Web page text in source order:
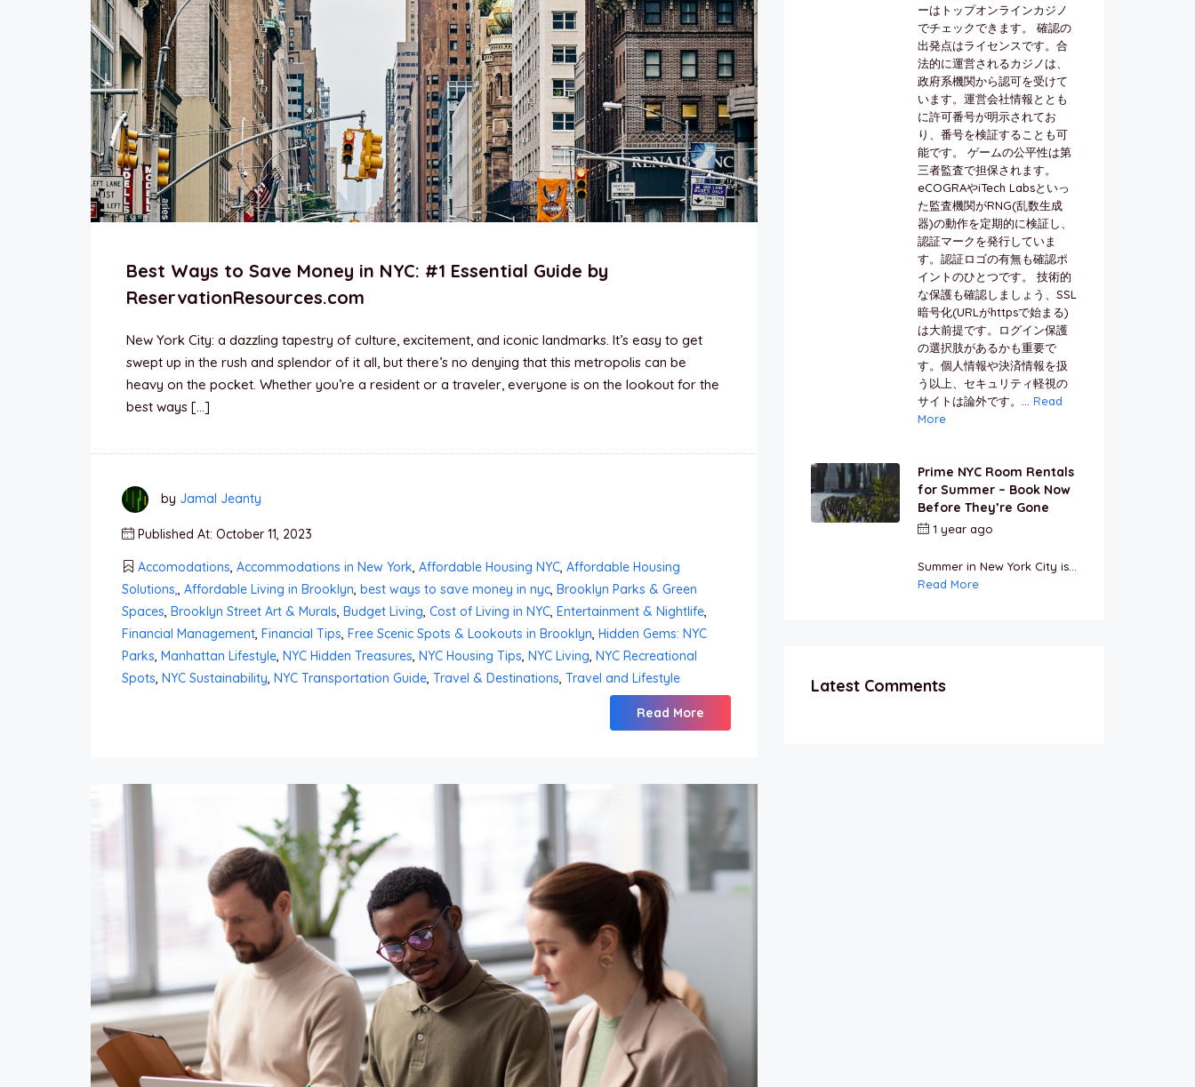
Best Ways to Save Money in NYC: #1 Essential Guide by
ReservationResources.com
New York City: a dazzling tapestry of culture, excitement, and iconic landmarks. It’s easy to get
swept up in the rush and splendor of it all, but there’s no denying that this metropolis can be
heavy on the pocket. Whether you’re a resident or a traveler, everyone is on the lookout for the
best ways […]
by Jamal Jeanty
Published At: October 11, 2023
Accomodations, Accommodations in New York, Affordable Housing NYC, Affordable Housing
Solutions,, Affordable Living in Brooklyn, best ways to save money in nyc, Brooklyn Parks & Green
Spaces, Brooklyn Street Art & Murals, Budget Living, Cost of Living in NYC, Entertainment & Nightlife,
Financial Management, Financial Tips, Free Scenic Spots & Lookouts in Brooklyn, Hidden Gems: NYC
Parks, Manhattan Lifestyle, NYC Hidden Treasures, NYC Housing Tips, NYC Living, NYC Recreational
Spots, NYC Sustainability, NYC Transportation Guide, Travel & Destinations, Travel and Lifestyle
Read More
ーはトップオンラインカジノ
でチェックできます。 確認の
出発点はライセンスです。合
法的に運営されるカジノは、
政府系機関から認可を受けて
います。運営会社情報ととも
に許可番号が明示されてお
り、番号を検証することも可
能です。 ゲームの公平性は第
三者監査で担保されます。
eCOGRAやiTech Labsといっ
た監査機関がRNG(乱数生成
器)の動作を定期的に検証し、
認証マークを発行していま
す。認証ロゴの有無も確認ポ
イントのひとつです。 技術的
な保護も確認しましょう、SSL
暗号化(URLがhttpsで始まる)
は大前提です。ログイン保護
の選択肢があるかも重要で
す。個人情報や決済情報を扱
う以上、セキュリティ軽視の
サイトは論外です。... Read
More
Prime NYC Room Rentals
for Summer – Book Now
Before They’re Gone
1 year ago
Summer in New York City is...
Read More
Latest Comments